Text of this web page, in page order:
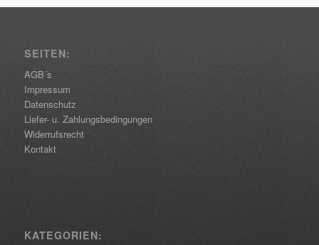
SEITEN:
AGB´s
Impressum
Datenschutz
Liefer- u. Zahlungsbedingungen
Widerrufsrecht
Kontakt
KATEGORIEN: